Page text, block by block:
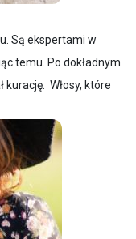
Są ekspertami w
temu. Po dokładnym
Włosy, które